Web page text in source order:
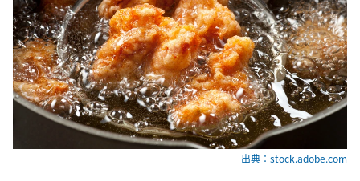
出典：stock.adobe.com